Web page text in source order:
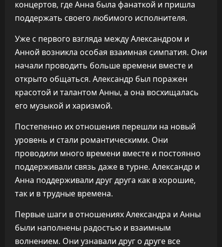
концертов, где Анна была фанаткой и пришла
поддержать своего любимого исполнителя.
Уже с первого взгляда между Александром и
Анной возникла особая взаимная симпатия. Они
начали проводить больше времени вместе и
открыто общаться. Александр был поражен
красотой и талантом Анны, а она восхищалась
его музыкой и харизмой.
Постепенно их отношения перешли на новый
уровень и стали романтическими. Они
проводили много времени вместе и постоянно
поддерживали связь даже в турне. Александр и
Анна поддерживали друг друга как в хорошие,
так и в трудные времена.
Первые шаги в отношениях Александра и Анны
были наполнены радостью и взаимным
волнением. Они узнавали друг о друге все